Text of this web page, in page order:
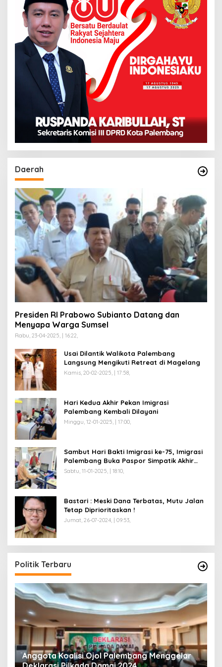
Daerah
Presiden RI Prabowo Subianto Datang dan
Menyapa Warga Sumsel
Rabu, 23-04-2025, | 16:22,
Usai Dilantik Walikota Palembang
Langsung Mengikuti Retreat di Magelang
Kamis, 20-02-2025, | 17:58,
Hari Kedua Akhir Pekan Imigrasi
Palembang Kembali Dilayani
Minggu, 12-01-2025, | 17:00,
Sambut Hari Bakti Imigrasi ke-75, Imigrasi
Palembang Buka Paspor Simpatik Akhir
Pekan
Sabtu, 11-01-2025, | 18:10,
Bastari : Meski Dana Terbatas, Mutu Jalan
Tetap Diprioritaskan !
Jumat, 26-07-2024, | 09:53,
Politik Terbaru
Anggota Koalisi Ojol Palembang Menggelar